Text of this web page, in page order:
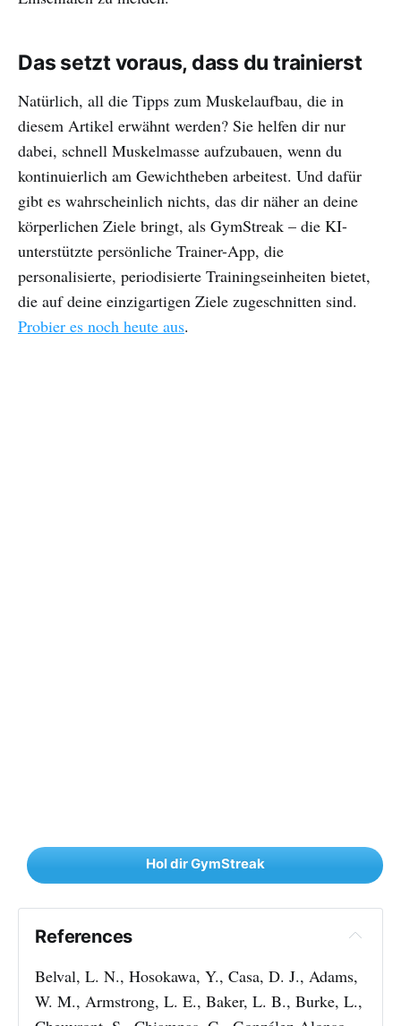
Das setzt voraus, dass du trainierst
Natürlich, all die Tipps zum Muskelaufbau, die in
diesem Artikel erwähnt werden? Sie helfen dir nur
dabei, schnell Muskelmasse aufzubauen, wenn du
kontinuierlich am Gewichtheben arbeitest. Und dafür
gibt es wahrscheinlich nichts, das dir näher an deine
körperlichen Ziele bringt, als GymStreak – die KI-
unterstützte persönliche Trainer-App, die
personalisierte, periodisierte Trainingseinheiten bietet,
die auf deine einzigartigen Ziele zugeschnitten sind.
Probier es noch heute aus.
Hol dir GymStreak
References
Belval, L. N., Hosokawa, Y., Casa, D. J., Adams,
W. M., Armstrong, L. E., Baker, L. B., Burke, L.,